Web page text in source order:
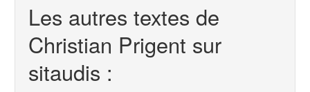
Les autres textes de
Christian Prigent sur
sitaudis :